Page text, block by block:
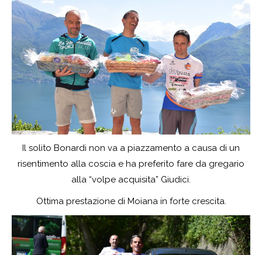
Il solito Bonardi non va a piazzamento a causa di un
risentimento alla coscia e ha preferito fare da gregario
alla “volpe acquisita” Giudici.
Ottima prestazione di Moiana in forte crescita.